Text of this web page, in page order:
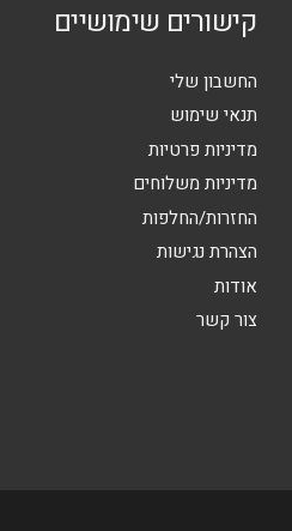
קישורים שימושיים
החשבון שלי
תנאי שימוש
מדיניות פרטיות
מדיניות משלוחים
החזרות/החלפות
הצהרת נגישות
אודות
צור קשר